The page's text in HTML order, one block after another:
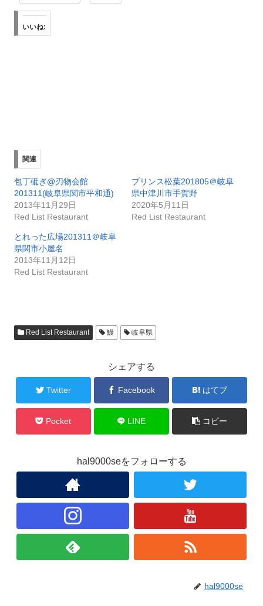
いいね:
関連
包丁砥ぎ@刃物会館
201311(岐阜県関市平和通)
2013年11月29日
Red List Restaurant
プリンス松葉201805＠岐阜
県中津川市手賀野
2020年5月11日
Red List Restaurant
とれった広場201311＠岐阜
県関市小屋名
2013年11月12日
Red List Restaurant
Red List Restaurant 鰻 岐阜県
シェアする
Twitter Facebook はてブ
Pocket LINE コピー
hal9000seをフォローする
hal9000se